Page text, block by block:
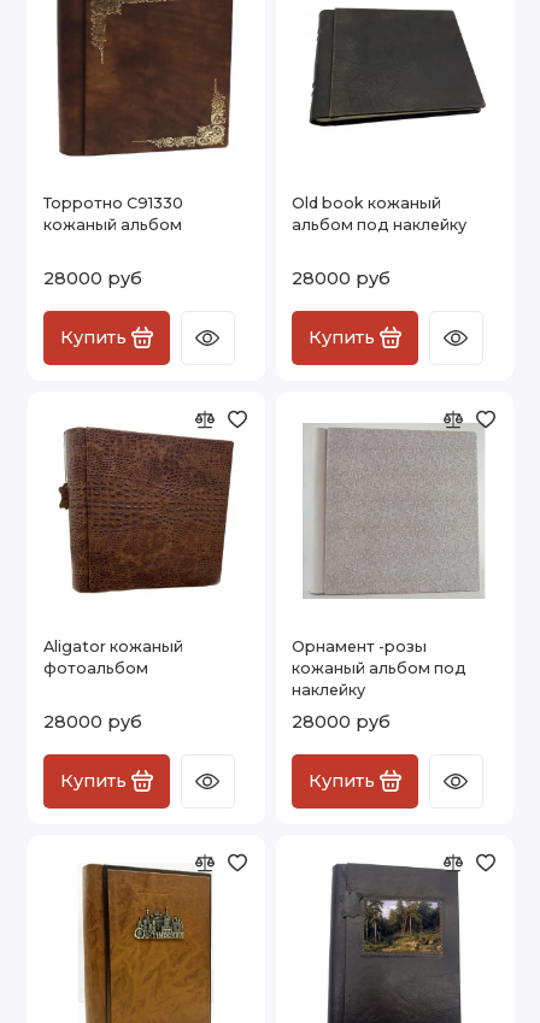
Торротно C91330
кожаный альбом
28000 руб
Купить
Old book кожаный
альбом под наклейку
28000 руб
Купить
Aligator кожаный
фотоальбом
28000 руб
Купить
Орнамент -розы
кожаный альбом под
наклейку
28000 руб
Купить